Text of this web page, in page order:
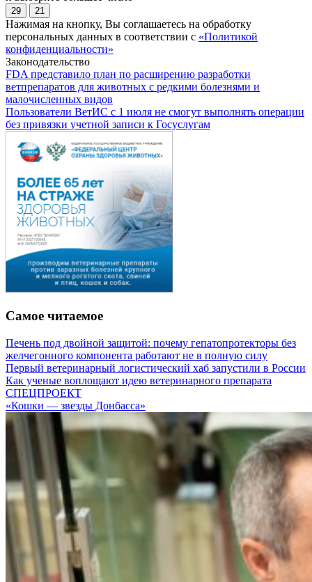
29 21
Нажимая на кнопку, Вы соглашаетесь на обработку
персональных данных в соответствии с «Политикой
конфиденциальности»
Законодательство
FDA представило план по расширению разработки
ветпрепаратов для животных с редкими болезнями и
малочисленных видов
Пользователи ВетИС с 1 июля не смогут выполнять операции
без привязки учетной записи к Госуслугам
Самое читаемое
Печень под двойной защитой: почему гепатопротекторы без
желчегонного компонента работают не в полную силу
Первый ветеринарный логистический хаб запустили в России
Как ученые воплощают идею ветеринарного препарата
СПЕЦПРОЕКТ
«Кошки — звезды Донбасса»